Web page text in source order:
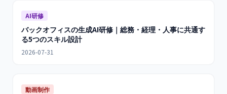
AI研修
バックオフィスの生成AI研修｜総務・経理・人事に共通す
る5つのスキル設計
2026-07-31
動画制作